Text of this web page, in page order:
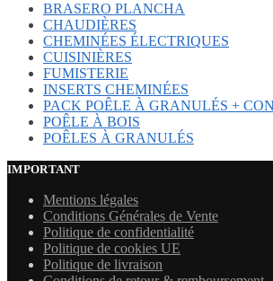
BRASERO PLANCHA
CHAUDIÈRES
CHEMINÉES ÉLECTRIQUES
CUISINIÈRES
FUMISTERIE
INSERTS CHEMINÉES
PACK POÊLE À GRANULÉS +
POÊLE À BOIS
POÊLES À GRANULÉS
IMPORTANT
Mentions légales
Conditions Générales de Vente
Politique de confidentialité
Politique de cookies UE
Politique de livraison